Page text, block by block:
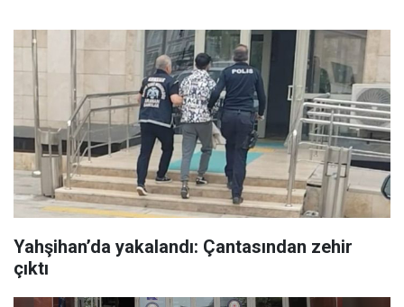
Yahşihan’da yakalandı: Çantasından zehir
çıktı